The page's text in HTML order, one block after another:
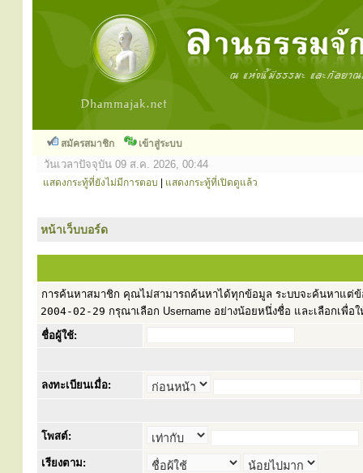
สมัครสมาชิก เข้าสู่ระบบ
วันเวลาปัจจุบัน 09 ส.ค. 2026, 00:44
แสดงกระทู้ที่ยังไม่มีการตอบ แสดงกระทู้ที่เปิดดูแล้ว
หน้าเว็บบอร์ด
การค้นหาสมาชิก คุณไม่สามารถค้นหาได้ทุกข้อมูล ระบบจะค้นหาแ
2004-02-29 กรุณาเลือก Username อย่างน้อยหนึ่งชื่อ และเลือกเพื่
ชื่อผู้ใช้:
ลงทะเบียนเมื่อ:
โพสต์:
เรียงตาม: